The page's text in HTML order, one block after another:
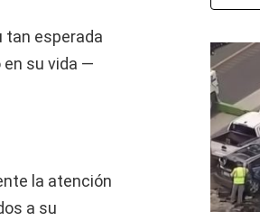
tan esperada
su vida —
la atención
a su